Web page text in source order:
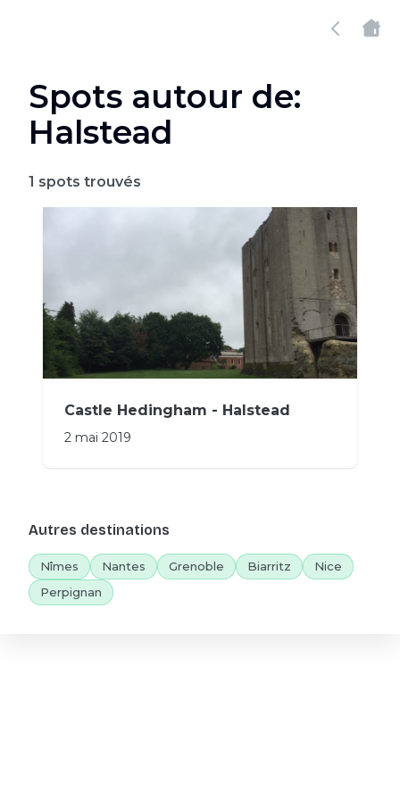
Spots autour de:
Halstead
1 spots trouvés
Castle Hedingham - Halstead
2 mai 2019
Autres destinations
Nîmes Nantes Grenoble Biarritz
Nice
Perpignan